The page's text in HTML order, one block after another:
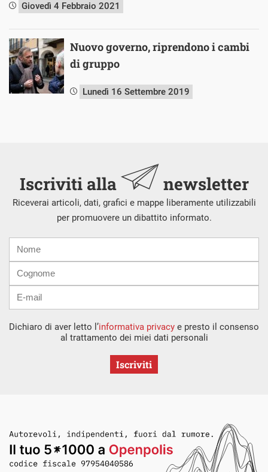
Giovedì 4 Febbraio 2021
Nuovo governo, riprendono i cambi
di gruppo
Lunedì 16 Settembre 2019
Iscriviti alla newsletter
Riceverai articoli, dati, grafici e mappe liberamente utilizzabili
per promuovere un dibattito informato.
mail
Dichiaro di aver letto l’informativa privacy e presto il consenso
al trattamento dei miei dati personali
Iscriviti